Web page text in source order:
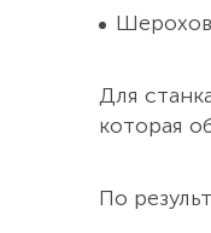
Для
которая
По